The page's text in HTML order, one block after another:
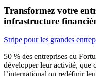
Transformez votre
infrastructure
Stripe pour les grandes
50 % des entreprises du
développer leur activité, que
l’international ou redéfinir